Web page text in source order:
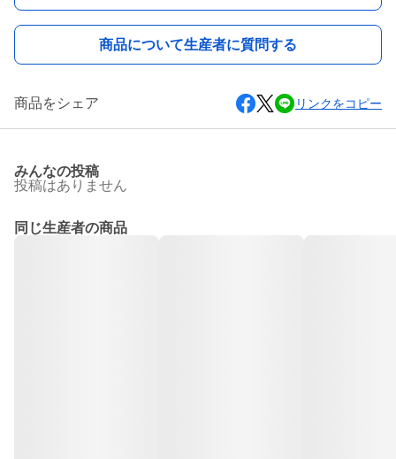
商品について生産者に質問する
商品をシェア リンクをコピー
みんなの投稿
投稿はありません
同じ生産者の商品